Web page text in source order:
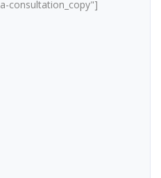
consultation_copy"]